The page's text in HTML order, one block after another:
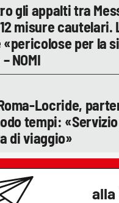
gli appalti tra
misure cautelari.
per la
NOMI
Locride,
tempi:
di viaggio»